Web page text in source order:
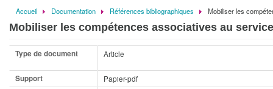
Fil
d'Ariane
Accueil Documentation Références bibliographiques Mobiliser les
Mobiliser les compétences associatives au
Type de document Article
Support
Papier-pdf